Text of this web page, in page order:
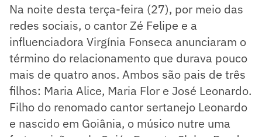
Na noite desta terça-feira (27), por meio das
redes sociais, o cantor Zé Felipe e a
influenciadora Virgínia Fonseca anunciaram o
término do relacionamento que durava pouco
mais de quatro anos. Ambos são pais de três
filhos: Maria Alice, Maria Flor e José Leonardo.
Filho do renomado cantor sertanejo Leonardo
e nascido em Goiânia, o músico nutre uma